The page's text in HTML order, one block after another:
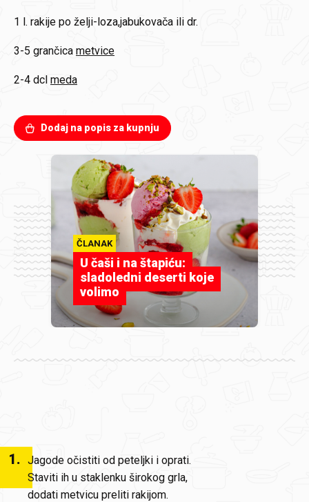
1 l. rakije po želji-loza,jabukovača ili dr.
3-5 grančica metvice
2-4 dcl meda
Dodaj na popis za kupnju
ČLANAK
U čaši i na štapiću:
sladoledni deserti koje
volimo
1. Jagode očistiti od peteljki i oprati.
Staviti ih u staklenku širokog grla,
dodati metvicu preliti rakijom.